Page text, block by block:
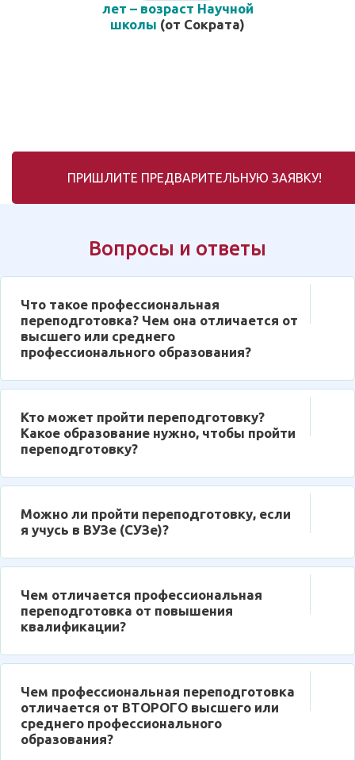
лет – возраст Научной
школы (от Сократа)
ПРИШЛИТЕ ПРЕДВАРИТЕЛЬНУЮ ЗАЯВКУ!
Вопросы и ответы
Что такое профессиональная
переподготовка? Чем она отличается от
высшего или среднего
профессионального образования?
Кто может пройти переподготовку?
Какое образование нужно, чтобы пройти
переподготовку?
Можно ли пройти переподготовку, если
я учусь в ВУЗе (СУЗе)?
Чем отличается профессиональная
переподготовка от повышения
квалификации?
Чем профессиональная переподготовка
отличается от ВТОРОГО высшего или
среднего профессионального
образования?